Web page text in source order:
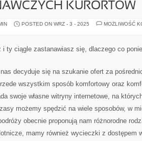
KURORTÓW
POSTED ON WRZ - 3 - 2025
MOŻLIWOŚĆ
i ty ciągle zastanawiasz się, dlaczego co
decyduje się na szukanie ofert za
wszystkim sposób komfortowy oraz
swoje własne witryny internetowe, na
możemy spędzić na wiele sposobów, w
obecnie proponują nam różnorodne
mamy również wycieczki z dostępem